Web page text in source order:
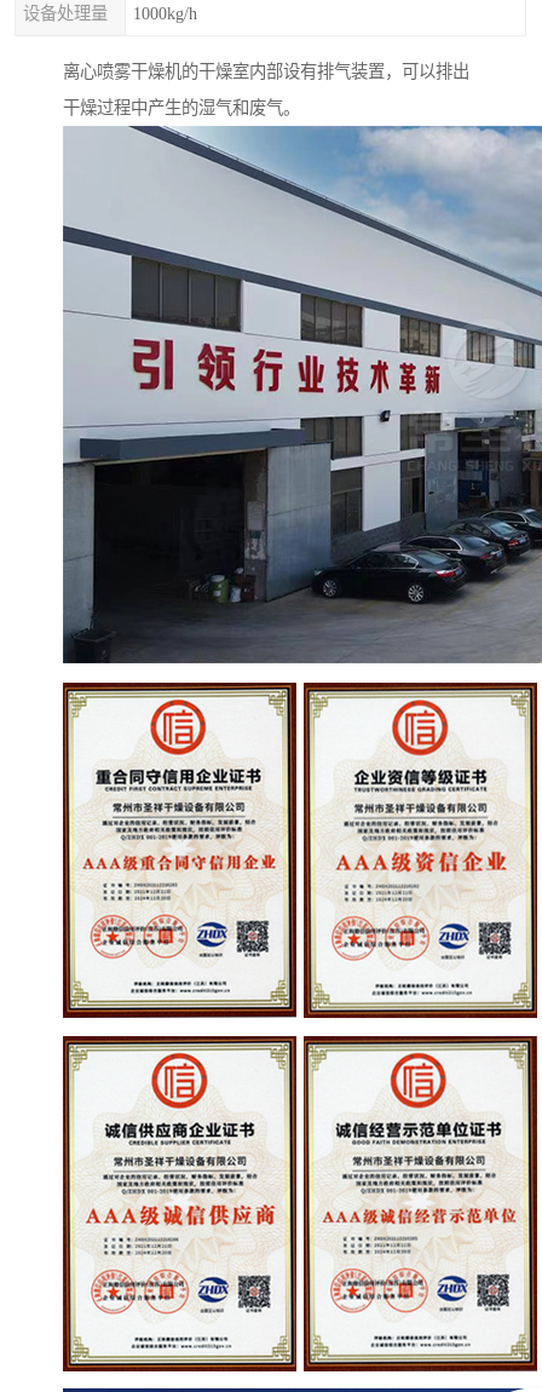
设备处理量 1000kg/h
离心喷雾干燥机的干燥室内部设有排气装置，可以排出
干燥过程中产生的湿气和废气。